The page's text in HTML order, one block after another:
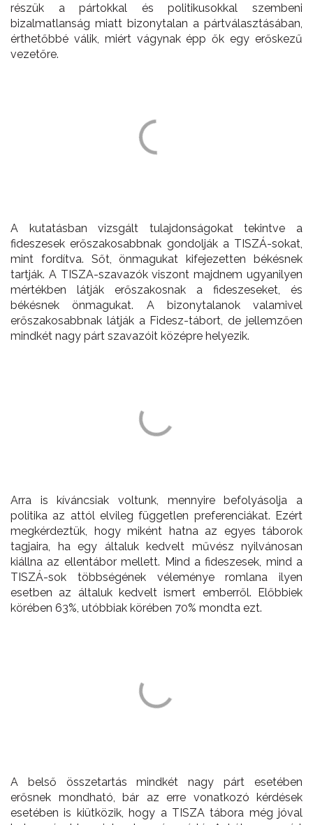
részük a pártokkal és politikusokkal szembeni
bizalmatlanság miatt bizonytalan a pártválasztásában,
érthetőbbé válik, miért vágynak épp ők egy erőskezű
vezetőre.
A kutatásban vizsgált tulajdonságokat tekintve a
fideszesek erőszakosabbnak gondolják a TISZÁ-sokat,
mint fordítva. Sőt, önmagukat kifejezetten békésnek
tartják. A TISZA-szavazók viszont majdnem ugyanilyen
mértékben látják erőszakosnak a fideszeseket, és
békésnek önmagukat. A bizonytalanok valamivel
erőszakosabbnak látják a Fidesz-tábort, de jellemzően
mindkét nagy párt szavazóit középre helyezik.
Arra is kíváncsiak voltunk, mennyire befolyásolja a
politika az attól elvileg független preferenciákat. Ezért
megkérdeztük, hogy miként hatna az egyes táborok
tagjaira, ha egy általuk kedvelt művész nyilvánosan
kiállna az ellentábor mellett. Mind a fideszesek, mind a
TISZÁ-sok többségének véleménye romlana ilyen
esetben az általuk kedvelt ismert emberről. Előbbiek
körében 63%, utóbbiak körében 70% mondta ezt.
A belső összetartás mindkét nagy párt esetében
erősnek mondható, bár az erre vonatkozó kérdések
esetében is kiütközik, hogy a TISZA tábora még jóval